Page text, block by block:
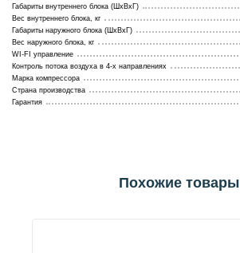
Габариты внутреннего блока (ШхВхГ)
Вес внутреннего блока, кг
Габариты наружного блока (ШхВхГ)
Вес наружного блока, кг
WI-FI управление
Контроль потока воздуха в 4-х направлениях
Марка компрессора
Страна производства
Гарантия
Похожие товары